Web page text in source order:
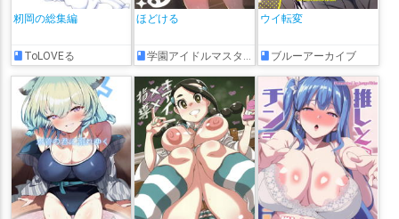
籾岡の総集編
ToLOVEる
ほどける
学園アイドルマスター
ウイ転変
ブルーアーカイブ